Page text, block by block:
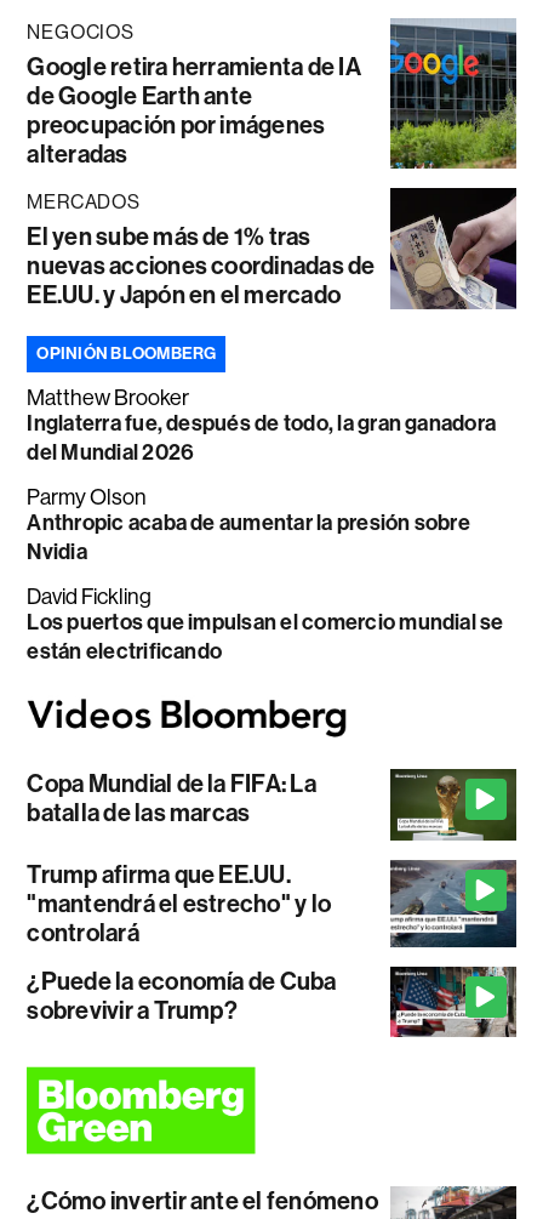
NEGOCIOS
Google retira herramienta de IA
de Google Earth ante
preocupación por imágenes
alteradas
MERCADOS
El yen sube más de 1% tras
nuevas acciones coordinadas de
EE.UU. y Japón en el mercado
OPINIÓN BLOOMBERG
Matthew Brooker
Inglaterra fue, después de todo, la gran ganadora
del Mundial 2026
Parmy Olson
Anthropic acaba de aumentar la presión sobre
Nvidia
David Fickling
Los puertos que impulsan el comercio mundial se
están electrificando
Copa Mundial de la FIFA: La
batalla de las marcas
Trump afirma que EE.UU.
"mantendrá el estrecho" y lo
controlará
¿Puede la economía de Cuba
sobrevivir a Trump?
¿Cómo invertir ante el fenómeno